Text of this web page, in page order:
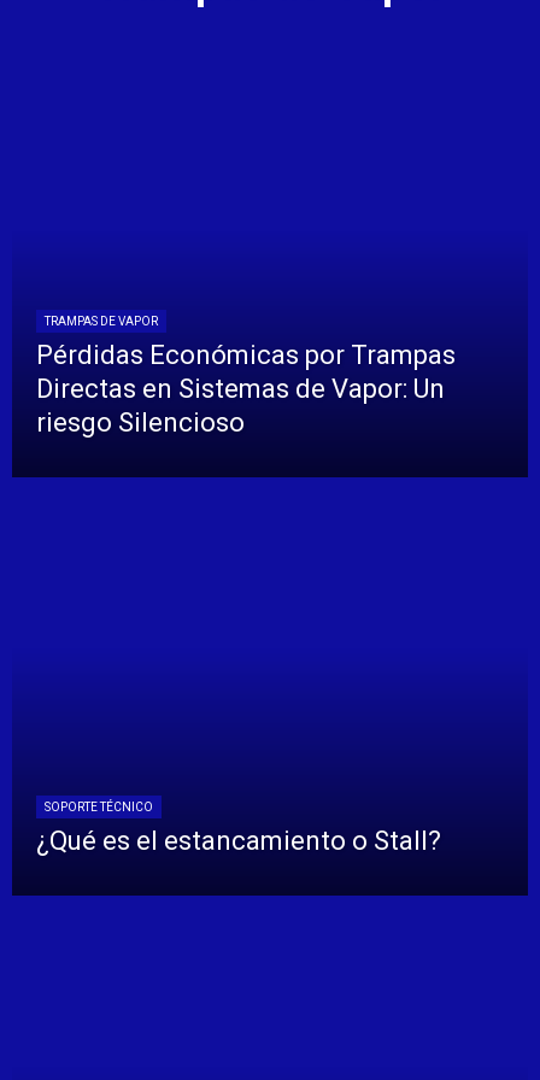
TRAMPAS DE VAPOR
Pérdidas Económicas por Trampas
Directas en Sistemas de Vapor: Un
riesgo Silencioso
SOPORTE TÉCNICO
¿Qué es el estancamiento o Stall?